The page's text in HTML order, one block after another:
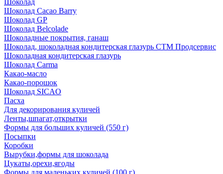
Шоколад
Шоколад Cacao Barry
Шоколад GP
Шоколад Belcolade
Шоколадные покрытия, ганаш
Шоколад, шоколадная кондитерская глазурь СТМ Продсервис
Шоколадная кондитерская глазурь
Шоколад Carma
Какао-масло
Какао-порошок
Шоколад SICAO
Пасха
Для декорирования куличей
Ленты,шпагат,открытки
Формы для больших куличей (550 г)
Посыпки
Коробки
Вырубки,формы для шоколада
Цукаты,орехи,ягоды
Формы для маленьких куличей (100 г)